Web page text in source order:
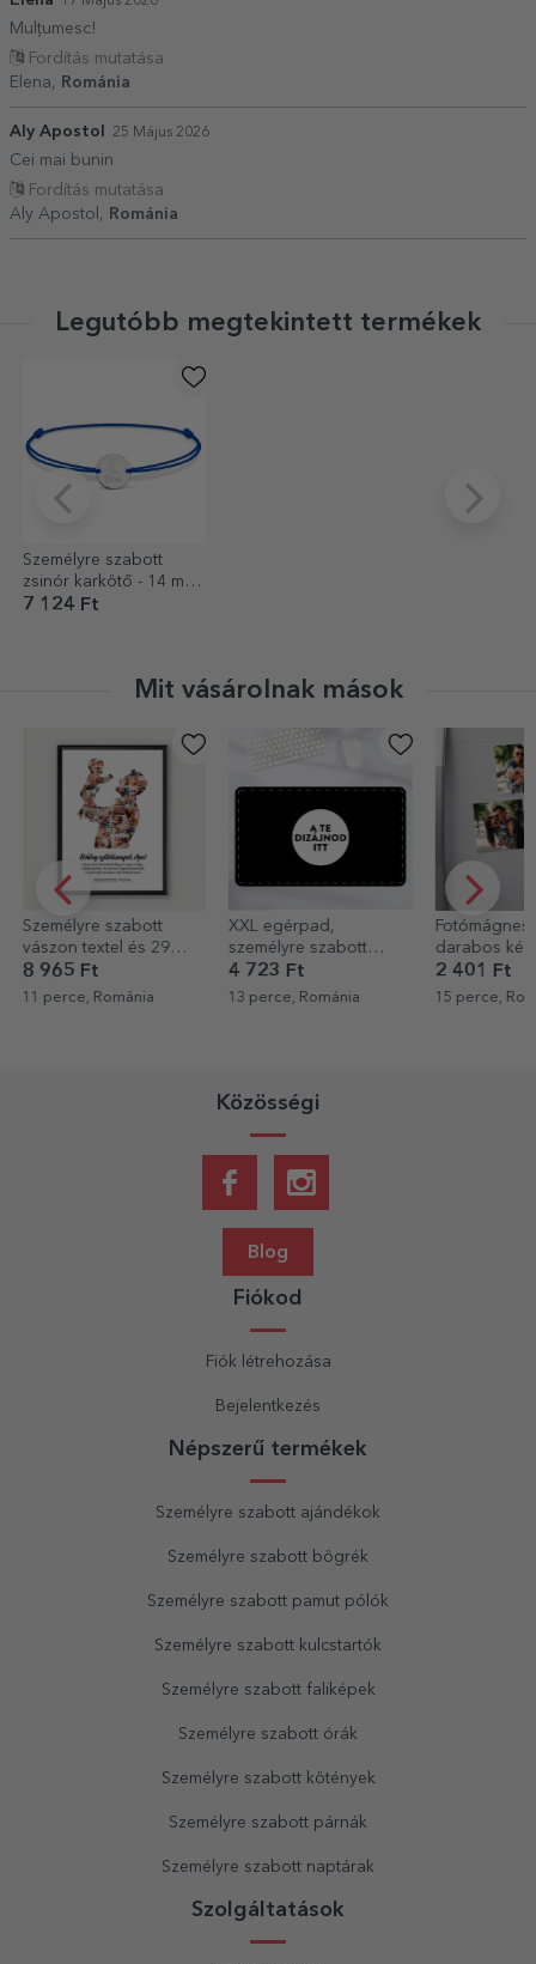
Mulțumesc!
Fordítás mutatása
Elena,
Románia
Aly Apostol 25 Május 2026
Cei mai bunin
Fordítás mutatása
Aly Apostol,
Románia
Legutóbb megtekintett termékek
Személyre szabott
zsinór karkötő - 14 mm-
es gyöngy - 925-ös
7 124 Ft
Mit vásárolnak mások
XXL egérpad,
személyre szabott
grafikával
4 723 Ft
13 perce, Románia
Fotómágnesek - 12
darabos készlet, 6x6
cm
2 401 Ft
15 perce, Románia
Személyre
festmény
Csillagtérkép
8 965 Ft
19 perce,
Közösségi
Blog
Fiókod
Fiók létrehozása
Bejelentkezés
Népszerű termékek
Személyre szabott ajándékok
Személyre szabott bögrék
Személyre szabott pamut pólók
Személyre szabott kulcstartók
Személyre szabott faliképek
Személyre szabott órák
Személyre szabott kötények
Személyre szabott párnák
Személyre szabott naptárak
Szolgáltatások